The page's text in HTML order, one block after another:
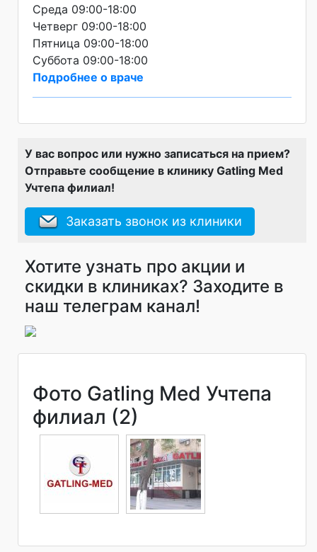
Среда 09:00-18:00
Четверг 09:00-18:00
Пятница 09:00-18:00
Суббота 09:00-18:00
Подробнее о враче
У вас вопрос или нужно записаться на прием?
Отправьте сообщение в клинику Gatling Med
Учтепа филиал!
Заказать звонок из клиники
Хотите узнать про акции и
скидки в клиниках? Заходите в
наш телеграм канал!
Фото Gatling Med Учтепа
филиал (2)